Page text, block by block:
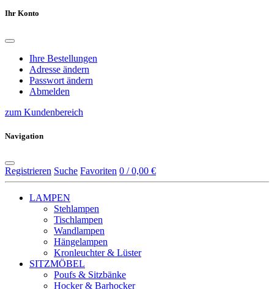
Ihr Konto
Ihre Bestellungen
Adresse ändern
Passwort ändern
Abmelden
zum Kundenbereich
Navigation
Registrieren Suche Favoriten 0 / 0,00 €
LAMPEN
Stehlampen
Tischlampen
Wandlampen
Hängelampen
Kronleuchter & Lüster
SITZMÖBEL
Poufs & Sitzbänke
Hocker & Barhocker